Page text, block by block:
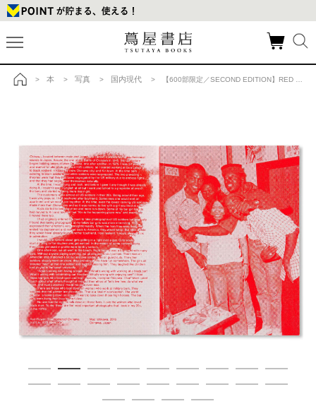
> 本 > 写真 > 国内現代 > 【600部限定／SECOND EDITION】RED FLOWER, THE WOMEN OF OKINAWA 赤花 アカバナー、沖縄の女 石川真生 写真集の商品詳細